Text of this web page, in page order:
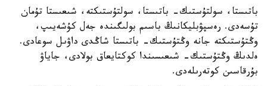
باتىستا، سولتۇستىك- باتىستا، سولتۇستىكتە، شىعىستا تۇمان
تۇسەدى. رەسپۋبليكانىڭ باسىم بولىگىندە جەل كۇشەيىپ،
وڭتۇستىكتە جانە وڭتۇستىك- باتىستا شاڭدى داۋىل سوعادى.
ەلدىڭ وڭتۇستىك- شىعىسىندا كوكتايعاق بولادى، جاياۋ
بۇرقاسىن كوتەرىلەدى.